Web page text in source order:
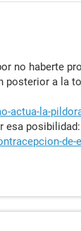
no haberte
posterior a la
actua-la-
esa posibilidad:
de-